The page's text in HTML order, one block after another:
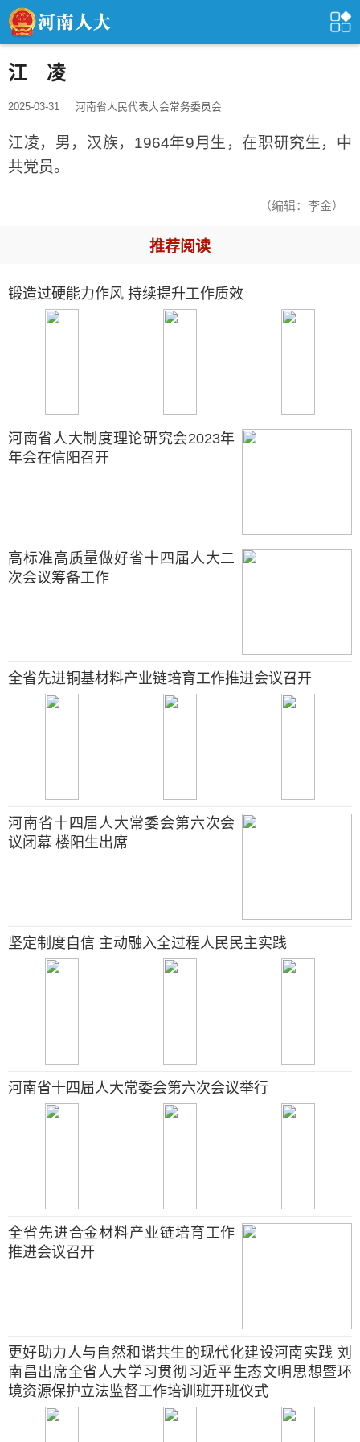
江 凌
2025-03-31 河南省人民代表大会常务委员会
江凌，男，汉族，1964年9月生，在职研究生，中
共党员。
（编辑：李金）
推荐阅读
锻造过硬能力作风 持续提升工作质效
河南省人大制度理论研究会2023年
年会在信阳召开
高标准高质量做好省十四届人大二
次会议筹备工作
全省先进铜基材料产业链培育工作推进会议召开
河南省十四届人大常委会第六次会
议闭幕 楼阳生出席
坚定制度自信 主动融入全过程人民民主实践
河南省十四届人大常委会第六次会议举行
全省先进合金材料产业链培育工作
推进会议召开
更好助力人与自然和谐共生的现代化建设河南实践 刘
南昌出席全省人大学习贯彻习近平生态文明思想暨环
境资源保护立法监督工作培训班开班仪式